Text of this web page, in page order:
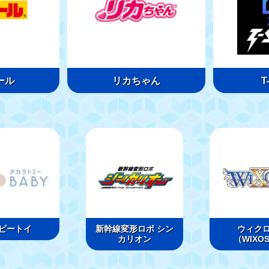
ル リカちゃん
ートイ
新幹線変形ロボ シン
カリオン
ウィク
（